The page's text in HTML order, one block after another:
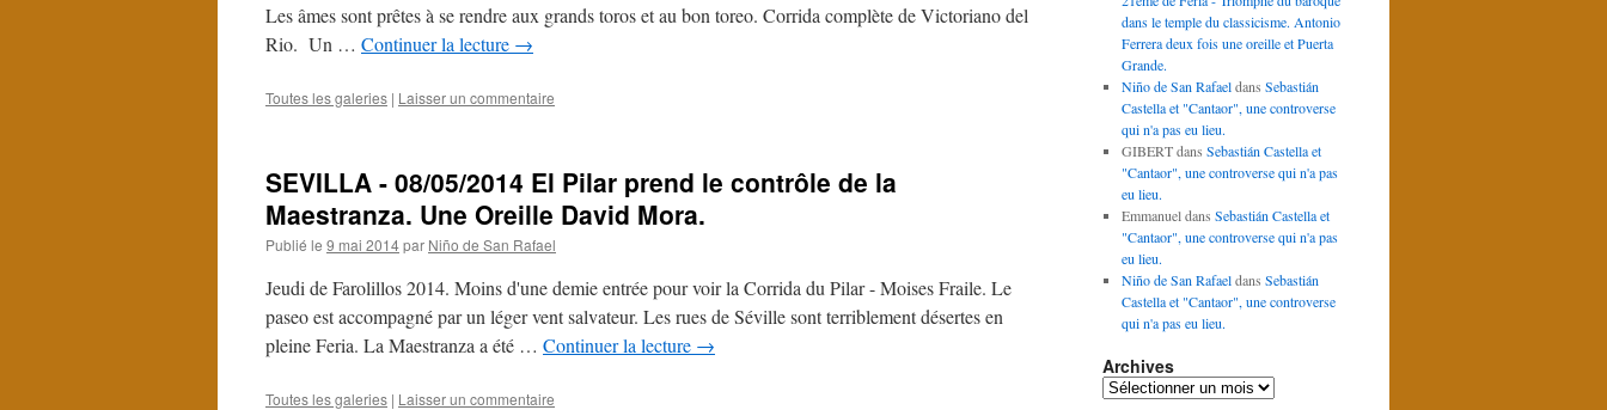
Les âmes sont prêtes à se rendre aux grands toros et au bon toreo. Corrida complète de Victoriano del
Rio. Un … Continuer la lecture →
Toutes les galeries | Laisser un commentaire
SEVILLA - 08/05/2014 El Pilar prend le contrôle de la
Maestranza. Une Oreille David Mora.
Publié le 9 mai 2014par Niño de San Rafael
Jeudi de Farolillos 2014. Moins d'une demie entrée pour voir la Corrida du Pilar - Moises Fraile. Le
paseo est accompagné par un léger vent salvateur. Les rues de Séville sont terriblement désertes en
pleine Feria. La Maestranza a été … Continuer la lecture →
Toutes les galeries | Laisser un commentaire
dans le temple du classicisme. Antonio
Ferrera deux fois une oreille et Puerta
Grande.
Niño de San Rafaeldans Sebastián
Castella et "Cantaor", une controverse
qui n'a pas eu lieu.
GIBERTdans Sebastián Castella et
"Cantaor", une controverse qui n'a pas
eu lieu.
Emmanueldans Sebastián Castella et
"Cantaor", une controverse qui n'a pas
eu lieu.
Niño de San Rafaeldans Sebastián
Castella et "Cantaor", une controverse
qui n'a pas eu lieu.
Archives
Archives